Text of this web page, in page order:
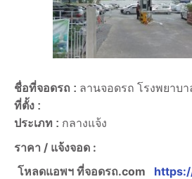
ชื่อที่จอดรถ : ลานจอดรถ โรงพยาบ
ที่ตั้ง :
ประเภท : กลางแจ้ง
ราคา / แจ้งจอด :
โหลดแอพฯ ที่จอดรถ.com